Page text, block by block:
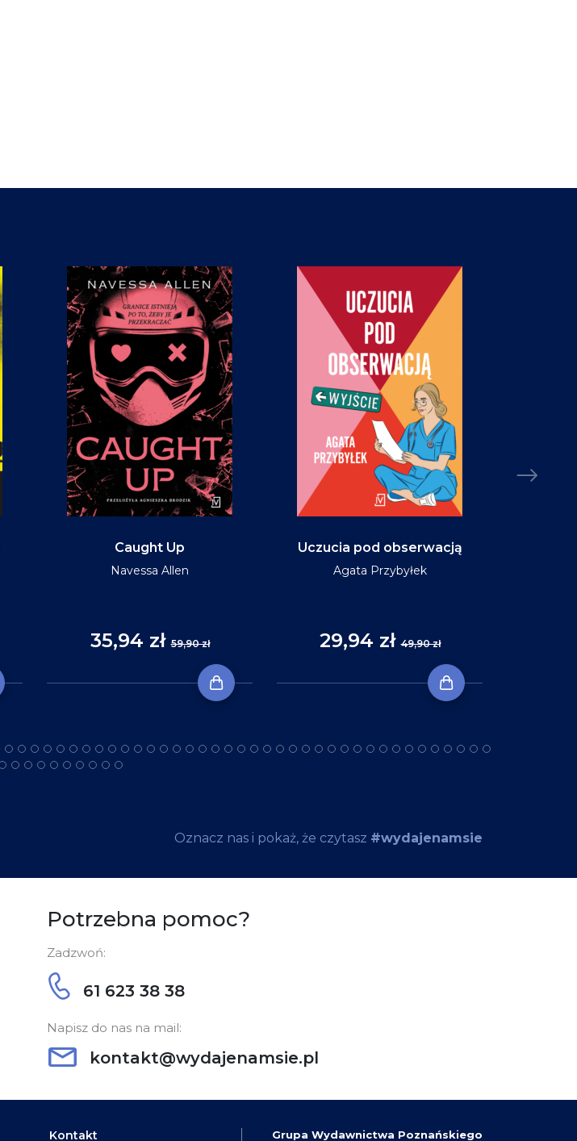
Caught Up
Navessa Allen
35,94 zł59,90 zł
Uczucia pod obserwacją
Agata Przybyłek
29,94 zł49,90 zł
Oznacz nas i pokaż, że czytasz #wydajenamsie
Potrzebna pomoc?
Zadzwoń:
61 623 38 38
Napisz do nas na mail:
kontakt@wydajenamsie.pl
Kontakt Grupa Wydawnictwa Poznańskiego